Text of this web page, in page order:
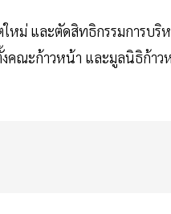
หม่ และตัดสิทธิกรรมการบริ
งคณะก้าวหน้า และมูลนิธิก้า